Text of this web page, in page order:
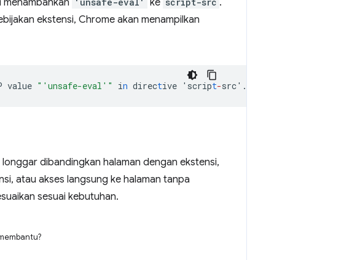
ke
.
ekstensi, Chrome akan menampilkan
value "'unsafe-eval'" in directive 'script-src'.
dibandingkan halaman dengan ekstensi,
atau akses langsung ke halaman tanpa
sesuai kebutuhan.